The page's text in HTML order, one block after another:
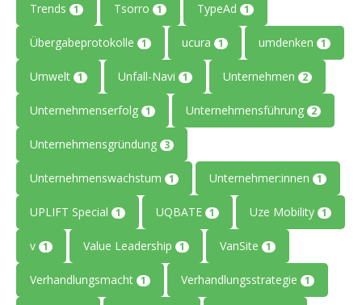
Trends 1 Tsorro 1 TypeAd 1
Übergabeprotokolle 1 ucura 1 umdenken 1
Umwelt 1 Unfall-Navi 1 Unternehmen 2
Unternehmenserfolg 1 Unternehmensführung 2
Unternehmensgründung 3
Unternehmenswachstum 1 Unternehmer:innen 1
UPLIFT Special 1 UQBATE 1 Uze Mobility 1
v 1 Value Leadership 1 VanSite 1
Verhandlungsmacht 1 Verhandlungsstrategie 1